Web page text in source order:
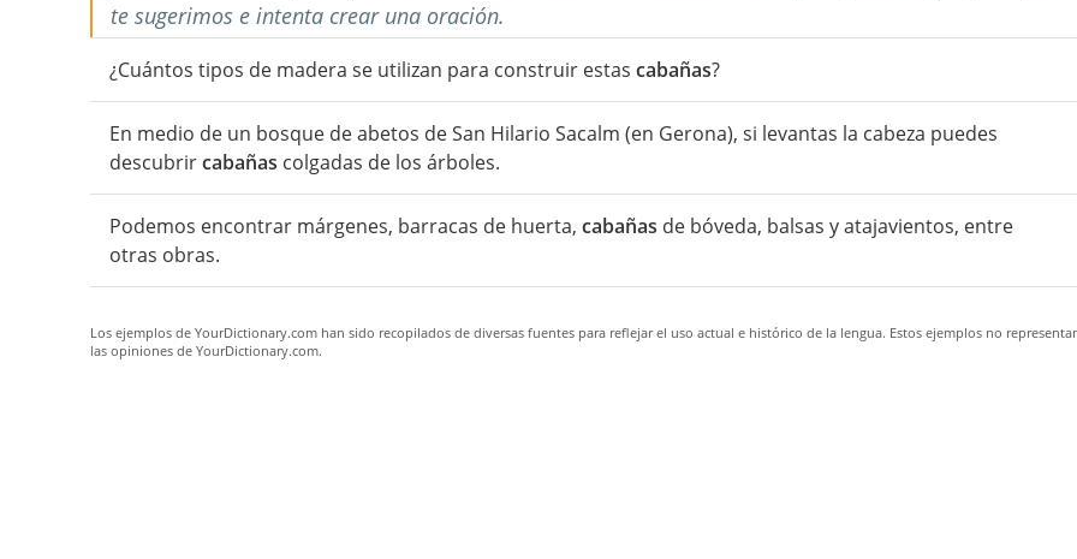
te sugerimos e intenta crear una oración.
¿Cuántos tipos de madera se utilizan para construir estas cabañas?
En medio de un bosque de abetos de San Hilario Sacalm (en Gerona), si levantas la cabeza puedes
descubrircabañas colgadas de los árboles.
Podemos encontrar márgenes, barracas de huerta, cabañas de bóveda, balsas y atajavientos, entre
otras obras.
Los ejemplos de YourDictionary.com han sido recopilados de diversas fuentes para reflejar el uso actual e histórico de la lengua. Estos ejemplos no
las opiniones de YourDictionary.com.